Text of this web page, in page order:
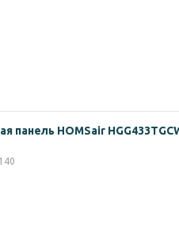
панель HOMSair